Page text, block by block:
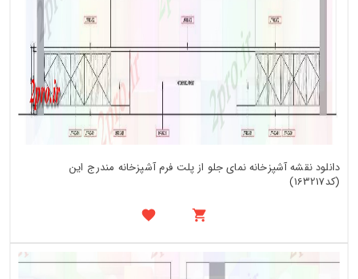
دانلود نقشه آشپزخانه نمای جلو از پلت فرم آشپزخانه مندرج این
(کد163217)